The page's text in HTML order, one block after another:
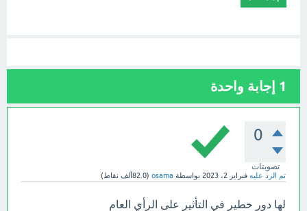
1 إجابة واحدة
0
تصويتات
تم الرد عليه فبراير 2، 2023 بواسطة osama
(82.0ألف نقاط)
لها دور خطير في التأثير على الرأي العام